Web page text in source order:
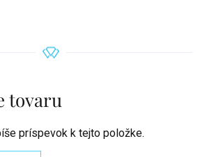
tovaru
príspevok k tejto položke.